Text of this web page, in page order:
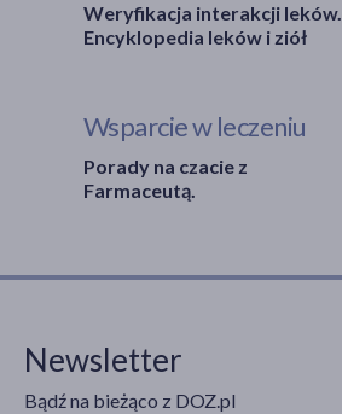
Weryfikacja interakcji leków.
Encyklopedia leków i ziół
Wsparcie w leczeniu
Porady na czacie z
Farmaceutą.
Newsletter
Bądź na bieżąco z DOZ.pl